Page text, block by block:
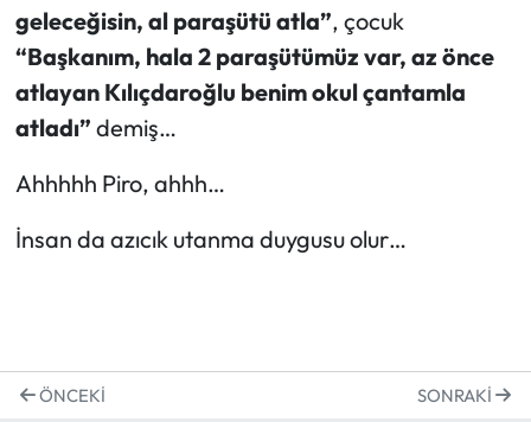
geleceğisin, al paraşütü atla”, çocuk
“Başkanım, hala 2 paraşütümüz var, az önce
atlayan Kılıçdaroğlu benim okul çantamla
atladı” demiş…
Ahhhhh Piro, ahhh…
İnsan da azıcık utanma duygusu olur…
ÖNCEKI SONRAKI